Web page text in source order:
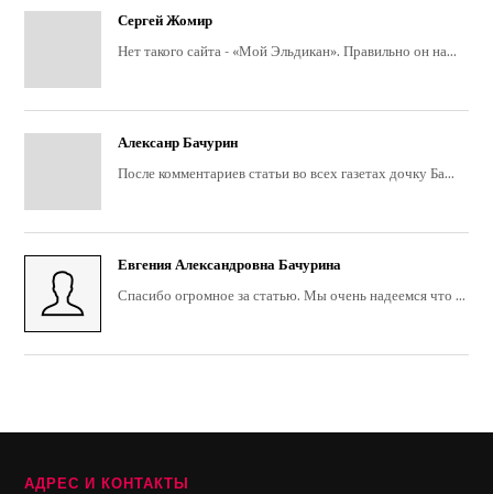
Сергей Жомир
Нет такого сайта - «Мой Эльдикан». Правильно он на...
Алексанр Бачурин
После комментариев статьи во всех газетах дочку Ба...
Евгения Александровна Бачурина
Спасибо огромное за статью. Мы очень надеемся что ...
АДРЕС И КОНТАКТЫ